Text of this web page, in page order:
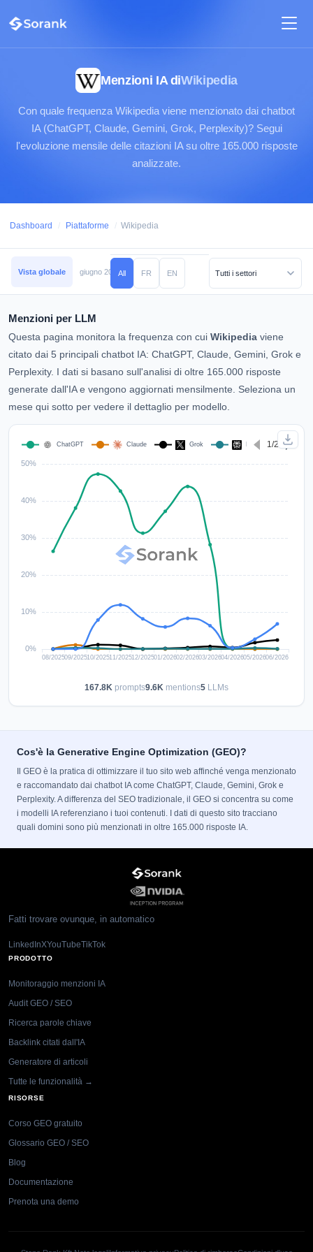
Menzioni IA diWikipedia
Con quale frequenza Wikipedia viene menzionato dai chatbot
IA (ChatGPT, Claude, Gemini, Grok, Perplexity)? Segui
l'evoluzione mensile delle citazioni IA su oltre 165.000 risposte
analizzate.
Dashboard / Piattaforme / Wikipedia
Vista globale giugno 2026 maggio 2026 aprile 2026 marzo 2026
All FR EN
Menzioni per LLM
Questa pagina monitora la frequenza con cui Wikipedia viene
citato dai 5 principali chatbot IA: ChatGPT, Claude, Gemini, Grok e
Perplexity. I dati si basano sull'analisi di oltre 165.000 risposte
generate dall'IA e vengono aggiornati mensilmente. Seleziona un
mese qui sotto per vedere il dettaglio per modello.
167.8K prompts9.6K mentions5 LLMs
Cos'è la Generative Engine Optimization (GEO)?
Il GEO è la pratica di ottimizzare il tuo sito web affinché venga menzionato
e raccomandato dai chatbot IA come ChatGPT, Claude, Gemini, Grok e
Perplexity. A differenza del SEO tradizionale, il GEO si concentra su come
i modelli IA referenziano i tuoi contenuti. I dati di questo sito tracciano
quali domini sono più menzionati in oltre 165.000 risposte IA.
Fatti trovare ovunque, in automatico
LinkedInXYouTubeTikTok
PRODOTTO
Monitoraggio menzioni IA
Audit GEO / SEO
Ricerca parole chiave
Backlink citati dall'IA
Generatore di articoli
Tutte le funzionalità →
RISORSE
Corso GEO gratuito
Glossario GEO / SEO
Blog
Documentazione
Prenota una demo